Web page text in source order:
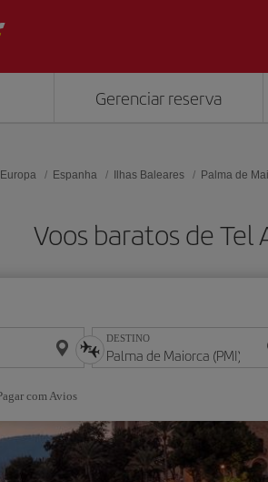
Gerenciar reserva
Europa Espanha Ilhas Baleares Palma de
Voos baratos de Tel
DESTINO
com Avios